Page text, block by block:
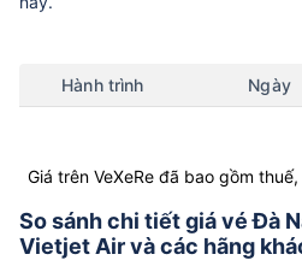
Hành trình Ngày
Giá trên VeXeRe đã bao gồm
So sánh chi tiết giá vé Đà
Vietjet Air và các hãng